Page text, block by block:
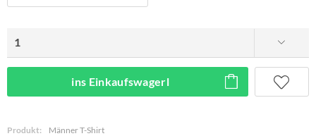
ins Einkaufswagerl
Produkt:
Männer T-Shirt